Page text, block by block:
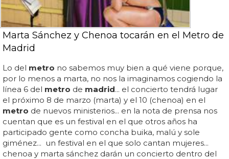
Marta Sánchez y Chenoa tocarán en el Metro de
Madrid
Lo del metro no sabemos muy bien a qué viene porque,
por lo menos a marta, no nos la imaginamos cogiendo la
línea 6 del metro de madrid... el concierto tendrá lugar
el próximo 8 de marzo (marta) y el 10 (chenoa) en el
metro de nuevos ministerios... en la nota de prensa nos
cuentan que es un festival en el que otros años ha
participado gente como concha buika, malú y sole
giménez... un festival en el que solo cantan mujeres...
chenoa y marta sánchez darán un concierto dentro del